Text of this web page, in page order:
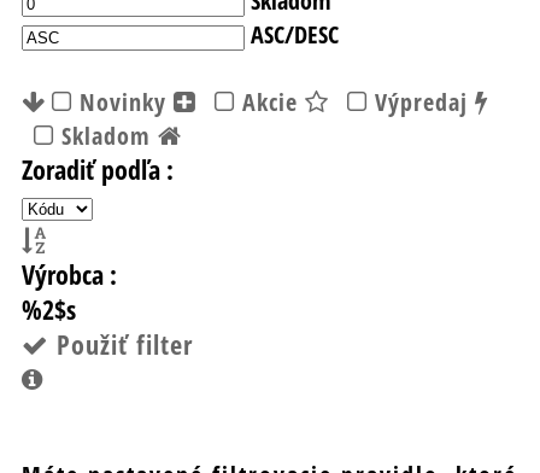
ASC/DESC
Novinky
Akcie
Výpredaj
Skladom
Zoradiť podľa :
Výrobca :
%2$s
Použiť filter